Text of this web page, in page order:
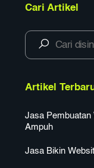
Cari Artikel
Artikel
Jasa Pembuatan
Ampuh
Jasa Bikin